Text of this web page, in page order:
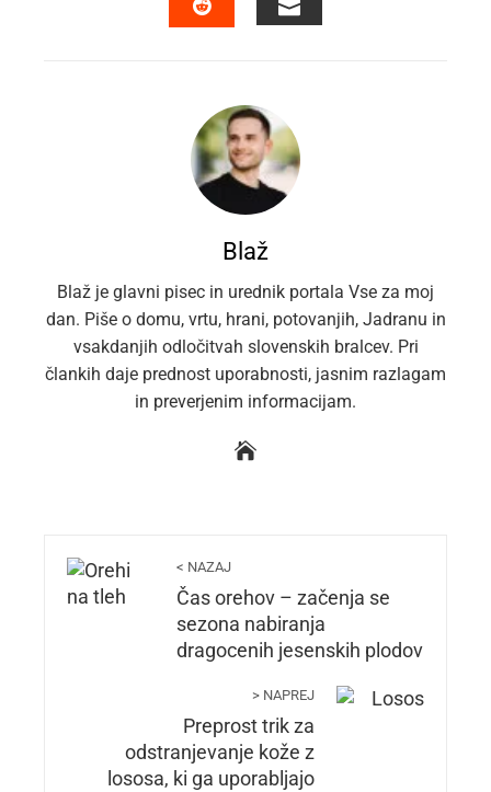
Blaž
Blaž je glavni pisec in urednik portala Vse za moj
dan. Piše o domu, vrtu, hrani, potovanjih, Jadranu in
vsakdanjih odločitvah slovenskih bralcev. Pri
člankih daje prednost uporabnosti, jasnim razlagam
in preverjenim informacijam.
< NAZAJ
Čas orehov – začenja se
sezona nabiranja
dragocenih jesenskih plodov
> NAPREJ
Preprost trik za
odstranjevanje kože z
lososa, ki ga uporabljajo